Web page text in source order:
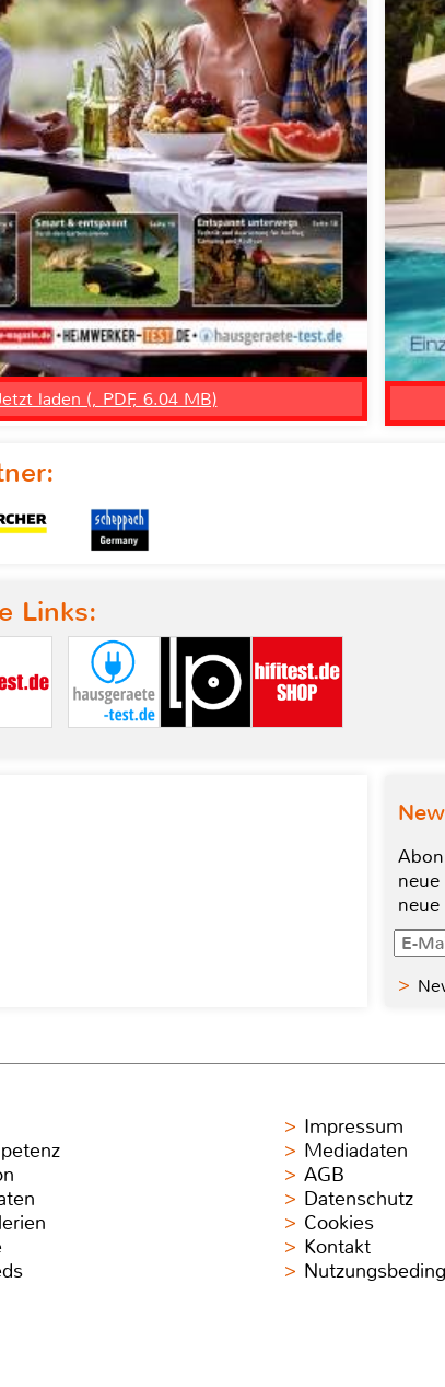
laden (, PDF, 6.04 MB)
Links:
Impressum
Mediadaten
AGB
Datenschutz
Cookies
Kontakt